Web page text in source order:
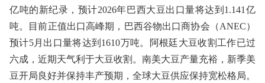
亿吨的新纪录，预计2026年巴西大豆出口量将达到1.141亿
吨。目前正值出口高峰期，巴西谷物出口商协会（ANEC）
预计5月出口量将达到1610万吨。阿根廷大豆收割工作已过
六成，近期天气利于大豆收割。南美大豆产量充裕，新季美
豆开局良好并保持丰产预期，全球大豆供应保持宽松格局。